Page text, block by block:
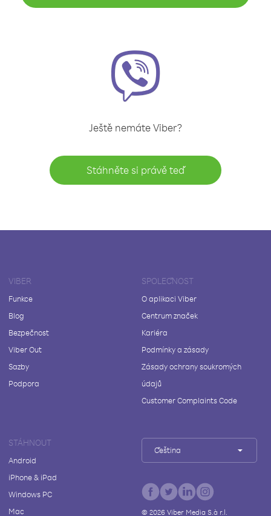
Ještě nemáte Viber?
Stáhněte si právě teď
VIBER
Funkce
Blog
Bezpečnost
Viber Out
Sazby
Podpora
SPOLEČNOST
O aplikaci Viber
Centrum značek
Kariéra
Podmínky a zásady
Zásady ochrany soukromých
údajů
Customer Complaints Code
STÁHNOUT
Android
iPhone & iPad
Windows PC
Mac
Čeština
© 2026Viber Media S.à r.l.